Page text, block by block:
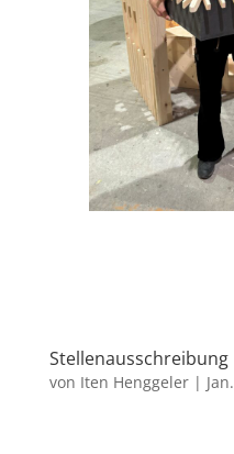
Stellenausschreibung
von Iten Henggeler|